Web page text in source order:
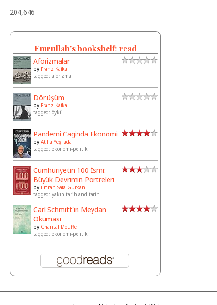
204,646
Emrullah's bookshelf: read
Aforizmalar
by Franz Kafka
tagged: aforizma
Dönüşüm
by Franz Kafka
tagged: öykü
Pandemi Caginda Ekonomi
by Atilla Yeşilada
tagged: ekonomi-politik
Cumhuriyetin 100 İsmi:
Büyük Devrimin Portreleri
by Emrah Safa Gürkan
tagged: yakın-tarih and tarih
Carl Schmitt'in Meydan
Okuması
by Chantal Mouffe
tagged: ekonomi-politik